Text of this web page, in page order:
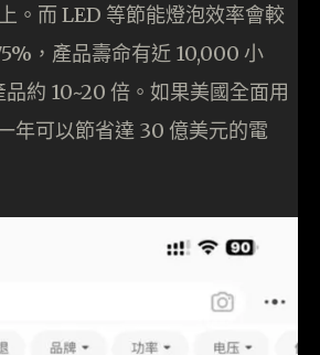
。而 LED 等節能燈泡效率會較
，產品壽命有近 10,000 小
約 10~20 倍。如果美國全面用
年可以節省達 30 億美元的電